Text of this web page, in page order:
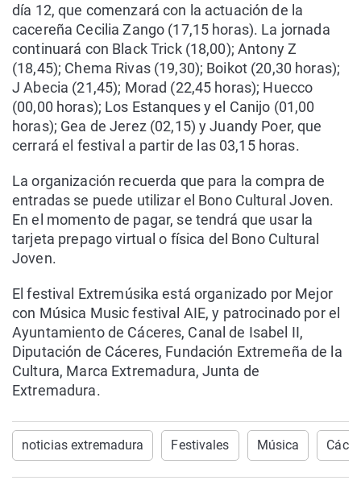
día 12, que comenzará con la actuación de la
cacereña Cecilia Zango (17,15 horas). La jornada
continuará con Black Trick (18,00); Antony Z
(18,45); Chema Rivas (19,30); Boikot (20,30 horas);
J Abecia (21,45); Morad (22,45 horas); Huecco
(00,00 horas); Los Estanques y el Canijo (01,00
horas); Gea de Jerez (02,15) y Juandy Poer, que
cerrará el festival a partir de las 03,15 horas.
La organización recuerda que para la compra de
entradas se puede utilizar el Bono Cultural Joven.
En el momento de pagar, se tendrá que usar la
tarjeta prepago virtual o física del Bono Cultural
Joven.
El festival Extremúsika está organizado por Mejor
con Música Music festival AIE, y patrocinado por el
Ayuntamiento de Cáceres, Canal de Isabel II,
Diputación de Cáceres, Fundación Extremeña de la
Cultura, Marca Extremadura, Junta de
Extremadura.
noticias extremadura Festivales Música